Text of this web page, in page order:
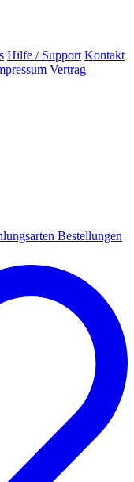
Hilfe / Support Kontakt
Vertrag
Bestellungen